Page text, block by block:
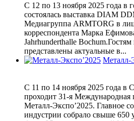
С 12 по 13 ноября 2025 года в
состоялась выставка DIAM
Медиагруппа ARMTORG в
корреспондента Марка
Jahrhunderthalle
представлены актуальные в...
Металл-
С 11 по 14 ноября 2025 года в
проходит 31-я
Металл-Экспо’2025. Главное
индустрии собрало свыше 650